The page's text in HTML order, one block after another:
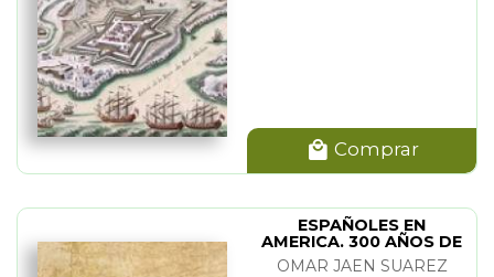
Comprar
ESPAÑOLES EN
AMERICA. 300 AÑOS DE
LOS DE LA GUARDIA.1º
OMAR JAEN SUAREZ